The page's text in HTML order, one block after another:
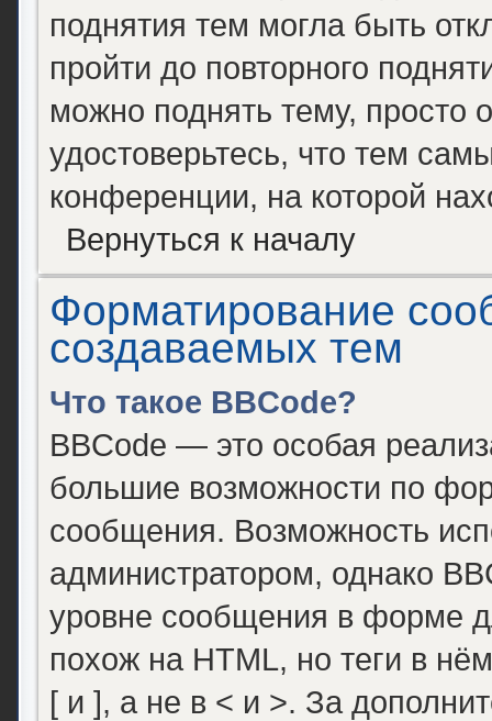
поднятия тем могла быть
пройти до повторного
можно поднять тему, просто
удостоверьтесь, что тем
конференции, на которой
Вернуться к началу
Форматирование
создаваемых тем
Что такое BBCode?
BBCode — это особая
большие возможности по
сообщения. Возможность
администратором, однако
уровне сообщения в форме
похож на HTML, но теги в
[ и ], а не в < и >. За